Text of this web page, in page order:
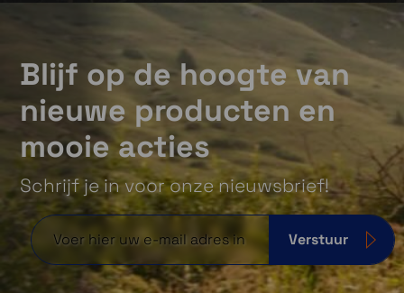
Berichten ontvangen en verzenden
Een eenvoudige gebruikersinterface via de
Garmin Messenger app op je smartphone
maakt het gemakkelijk om tekstberichten uit
te wisselen met je dierbaren via satelliet- of
mobiele netwerken.
Blijf op de hoogte van
nieuwe producten en
mooie acties
Schrijf je in voor onze nieuwsbrief!
Verstuur